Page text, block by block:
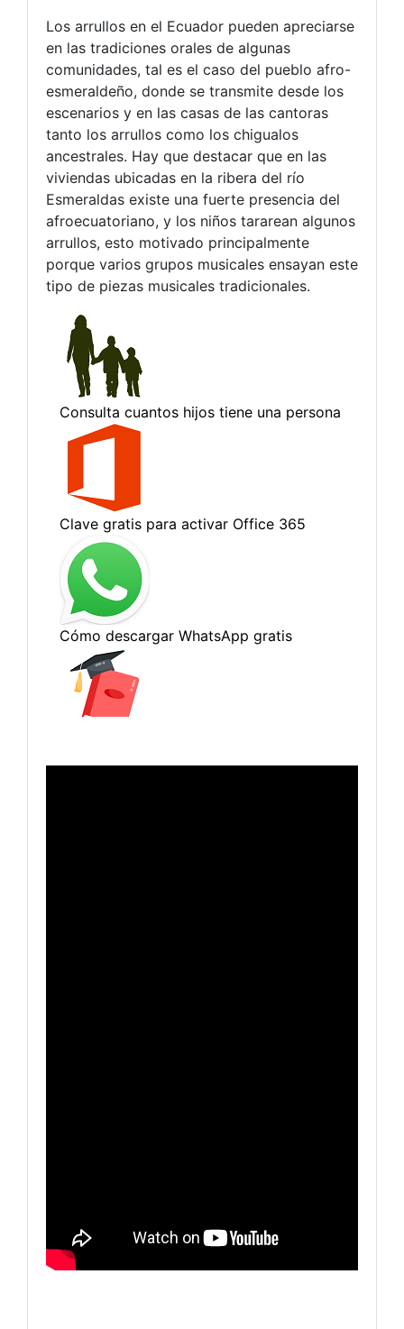
Los arrullos en el Ecuador pueden apreciarse
en las tradiciones orales de algunas
comunidades, tal es el caso del pueblo afro-
esmeraldeño, donde se transmite desde los
escenarios y en las casas de las cantoras
tanto los arrullos como los chigualos
ancestrales. Hay que destacar que en las
viviendas ubicadas en la ribera del río
Esmeraldas existe una fuerte presencia del
afroecuatoriano, y los niños tararean algunos
arrullos, esto motivado principalmente
porque varios grupos musicales ensayan este
tipo de piezas musicales tradicionales.